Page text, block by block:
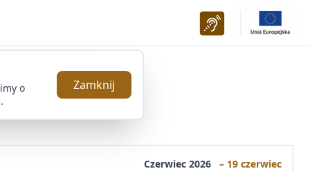
o
Zamknij
Czerwiec 2026 – 19 czerwiec